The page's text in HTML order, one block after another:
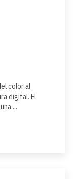
color al
digital. El
...